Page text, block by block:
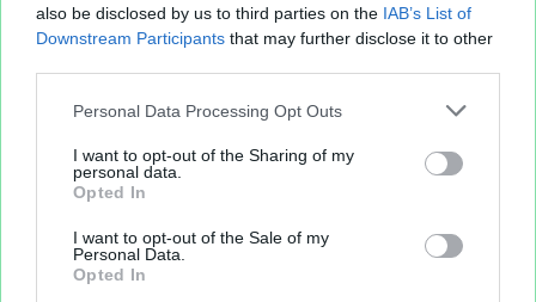
also be disclosed by us to third parties on the IAB’s List of
Downstream Participants that may further disclose it to other
Personal Data Processing Opt Outs
I want to opt-out of the Sharing of my
personal data.
Opted In
I want to opt-out of the Sale of my
Personal Data.
Opted In